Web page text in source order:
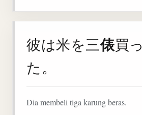
彼は米を三俵買っ
た。
Dia membeli tiga karung beras.